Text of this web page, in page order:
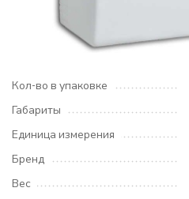
Кол-во в упаковке
Габариты
Единица измерения
Бренд
Вес